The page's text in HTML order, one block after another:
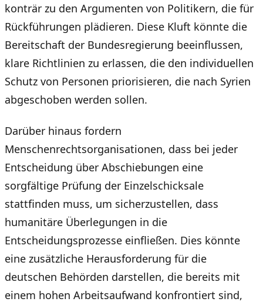
konträr zu den Argumenten von Politikern, die für
Rückführungen plädieren. Diese Kluft könnte die
Bereitschaft der Bundesregierung beeinflussen,
klare Richtlinien zu erlassen, die den individuellen
Schutz von Personen priorisieren, die nach Syrien
abgeschoben werden sollen.
Darüber hinaus fordern
Menschenrechtsorganisationen, dass bei jeder
Entscheidung über Abschiebungen eine
sorgfältige Prüfung der Einzelschicksale
stattfinden muss, um sicherzustellen, dass
humanitäre Überlegungen in die
Entscheidungsprozesse einfließen. Dies könnte
eine zusätzliche Herausforderung für die
deutschen Behörden darstellen, die bereits mit
einem hohen Arbeitsaufwand konfrontiert sind,